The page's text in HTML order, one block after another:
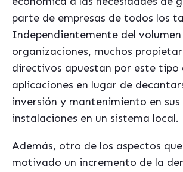
parte de empresas de todos los
Independientemente del volumen
organizaciones, muchos
directivos apuestan por este tipo
aplicaciones en lugar de
inversión y mantenimiento en sus
instalaciones en un sistema local.
Además, otro de los aspectos
motivado un incremento de la